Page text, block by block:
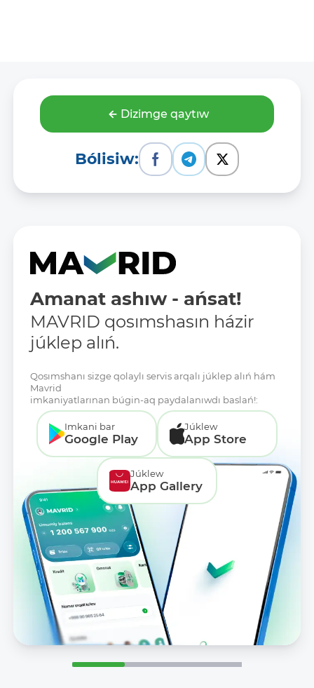
Dizimge qaytıw
Bólisiw:
Amanat ashıw - ańsat!
MAVRID qosımshasın házir
júklep alıń.
Qosımshanı sizge qolaylı servis arqalı júklep alıń hám
Mavrid
imkaniyatlarınan búgin-aq paydalanıwdı baslań!:
Imkani bar
Google Play
Júklew
App Store
Júklew
App Gallery